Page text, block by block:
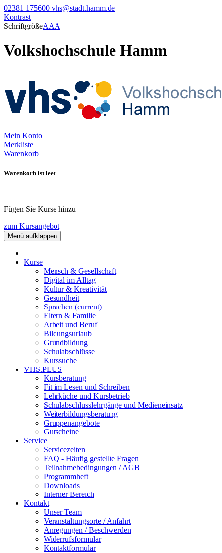
02381 175600 vhs@stadt.hamm.de
Kontrast
SchriftgrößeAAA
Volkshochschule Hamm
Mein Konto
Merkliste
Warenkorb
Warenkorb ist leer
Fügen Sie Kurse hinzu
zum Kursangebot
Menü aufklappen
Kurse
Mensch & Gesellschaft
Digital im Alltag
Kultur & Kreativität
Gesundheit
Sprachen (current)
Eltern & Familie
Arbeit und Beruf
Bildungsurlaub
Grundbildung
Schulabschlüsse
Kurssuche
VHS.PLUS
Kursberatung
Fit im Lesen und Schreiben
Lehrküche und Kursbetrieb
Schulabschlusslehrgänge und Medieneinsatz
Weiterbildungsberatung
Gruppenangebote
Gutscheine
Service
Servicezeiten
FAQ - Häufig gestellte Fragen
Teilnahmebedingungen / AGB
Programmheft
Downloads
Interner Bereich
Kontakt
Unser Team
Veranstaltungsorte / Anfahrt
Anregungen / Beschwerden
Widerrufsformular
Kontaktformular